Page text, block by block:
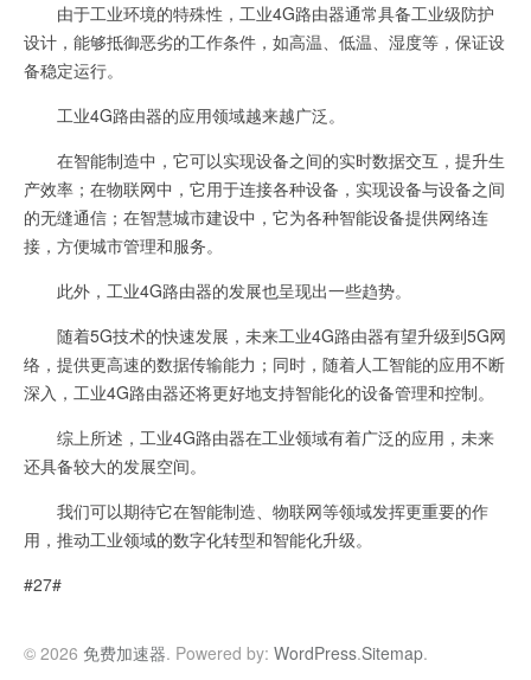
由于工业环境的特殊性，工业4G路由器通常具备工业级防护
设计，能够抵御恶劣的工作条件，如高温、低温、湿度等，保证设
备稳定运行。
工业4G路由器的应用领域越来越广泛。
在智能制造中，它可以实现设备之间的实时数据交互，提升生
产效率；在物联网中，它用于连接各种设备，实现设备与设备之间
的无缝通信；在智慧城市建设中，它为各种智能设备提供网络连
接，方便城市管理和服务。
此外，工业4G路由器的发展也呈现出一些趋势。
随着5G技术的快速发展，未来工业4G路由器有望升级到5G网
络，提供更高速的数据传输能力；同时，随着人工智能的应用不断
深入，工业4G路由器还将更好地支持智能化的设备管理和控制。
综上所述，工业4G路由器在工业领域有着广泛的应用，未来
还具备较大的发展空间。
我们可以期待它在智能制造、物联网等领域发挥更重要的作
用，推动工业领域的数字化转型和智能化升级。
#27#
© 2026 免费加速器. Powered by: WordPress.Sitemap.